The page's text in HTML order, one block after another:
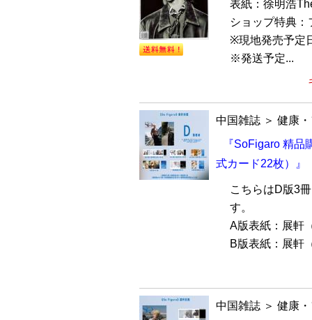
表紙：徐明浩
ショップ特典：
※現地発売予定
※発送予定...
中国雑誌 ＞ 健康
『SoFigaro 精
式カード22枚）』
こちらはD版3
す。
A版表紙：展軒
B版表紙：展軒
中国雑誌 ＞ 健康